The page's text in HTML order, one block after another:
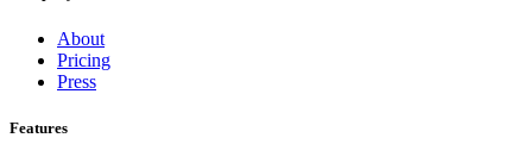
About
Pricing
Press
Features